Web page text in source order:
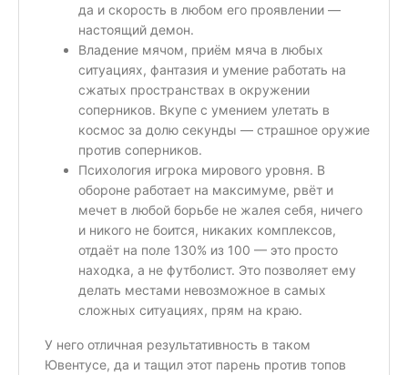
да и скорость в любом его проявлении —
настоящий демон.
Владение мячом, приём мяча в любых
ситуациях, фантазия и умение работать на
сжатых пространствах в окружении
соперников. Вкупе с умением улетать в
космос за долю секунды — страшное оружие
против соперников.
Психология игрока мирового уровня. В
обороне работает на максимуме, рвёт и
мечет в любой борьбе не жалея себя, ничего
и никого не боится, никаких комплексов,
отдаёт на поле 130% из 100 — это просто
находка, а не футболист. Это позволяет ему
делать местами невозможное в самых
сложных ситуациях, прям на краю.
У него отличная результативность в таком
Ювентусе, да и тащил этот парень против топов